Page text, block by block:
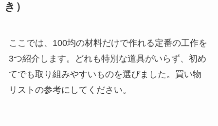
き）
ここでは、100均の材料だけで作れる定番の工作を
3つ紹介します。どれも特別な道具がいらず、初め
てでも取り組みやすいものを選びました。買い物
リストの参考にしてください。